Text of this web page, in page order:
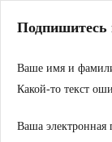
Магазин
Журнал
Школа
Подпишитесь
Ваше имя и
Какой-то текст
Ваша электронная